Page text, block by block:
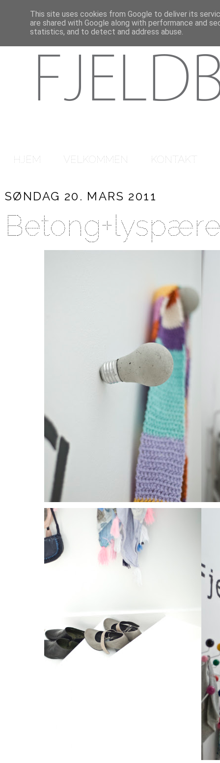
HJEM VELKOMMEN KONTAKT
SØNDAG 20. MARS 2011
This site uses cookies from Google to deliver its
are shared with Google along with performance and
statistics, and to detect and address abuse.